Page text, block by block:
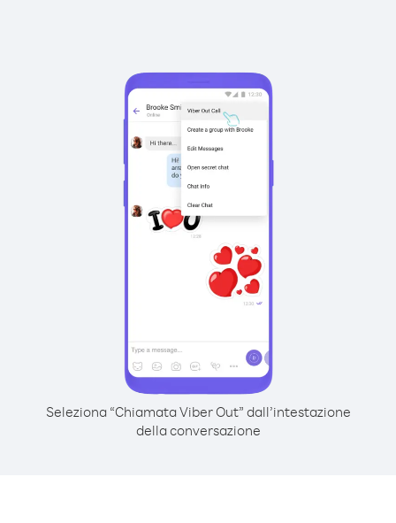
Seleziona “Chiamata Viber Out” dall’intestazione
della conversazione